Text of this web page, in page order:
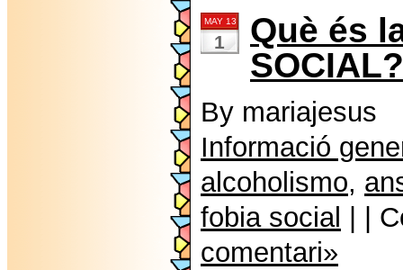
MAY 13
1
Què és
SOCIAL?
By mariajesus
Informació
alcoholismo,
fobia social
| |
comentari»